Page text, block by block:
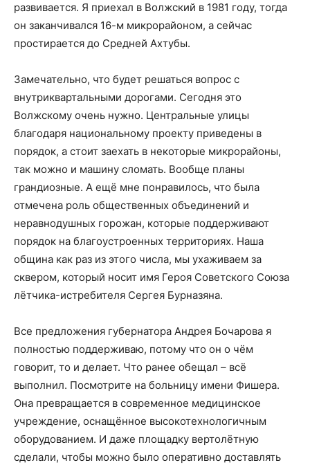
развивается. Я приехал в Волжский в 1981 году, тогда
он заканчивался 16-м микрорайоном, а сейчас
простирается до Средней Ахтубы.
Замечательно, что будет решаться вопрос с
внутриквартальными дорогами. Сегодня это
Волжскому очень нужно. Центральные улицы
благодаря национальному проекту приведены в
порядок, а стоит заехать в некоторые микрорайоны,
так можно и машину сломать. Вообще планы
грандиозные. А ещё мне понравилось, что была
отмечена роль общественных объединений и
неравнодушных горожан, которые поддерживают
порядок на благоустроенных территориях. Наша
община как раз из этого числа, мы ухаживаем за
сквером, который носит имя Героя Советского Союза
лётчика-истребителя Сергея Бурназяна.
Все предложения губернатора Андрея Бочарова я
полностью поддерживаю, потому что он о чём
говорит, то и делает. Что ранее обещал – всё
выполнил. Посмотрите на больницу имени Фишера.
Она превращается в современное медицинское
учреждение, оснащённое высокотехнологичным
оборудованием. И даже площадку вертолётную
сделали, чтобы можно было оперативно доставлять